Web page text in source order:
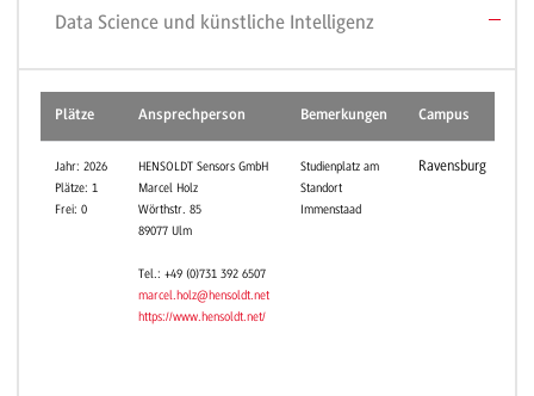
Data Science und künstliche Intelligenz
Plätze Ansprechperson Bemerkungen Campus
Jahr: 2026
Plätze: 1
Frei: 0
HENSOLDT Sensors GmbH
Marcel Holz
Wörthstr. 85
89077 Ulm
Tel.: +49 (0)731 392 6507
marcel.holz@hensoldt.net
https://www.hensoldt.net/
Studienplatz am
Standort
Immenstaad
Ravensburg